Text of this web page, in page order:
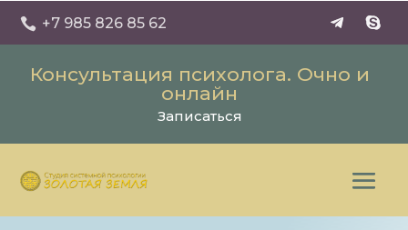
 +7 985 826 85 62
Консультация психолога. Очно и
онлайн
Записаться